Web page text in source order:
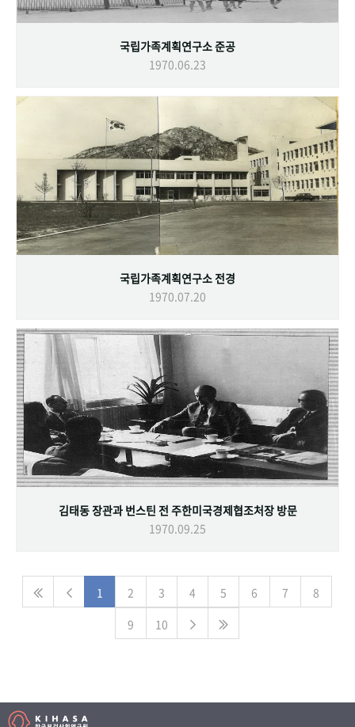
국립가족계획연구소 준공
1970.06.23
국립가족계획연구소 전경
1970.07.20
김태동 장관과 번스틴 전 주한미국경제협조처장 방문
1970.09.25
1 2 3 4 5 6 7
8
9
10